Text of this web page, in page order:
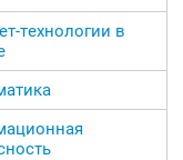
технологии в